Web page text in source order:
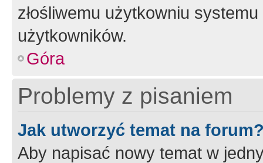
złośliwemu użytkowniu
użytkowników.
Góra
Problemy z pisaniem
Jak utworzyć temat na
Aby napisać nowy temat w